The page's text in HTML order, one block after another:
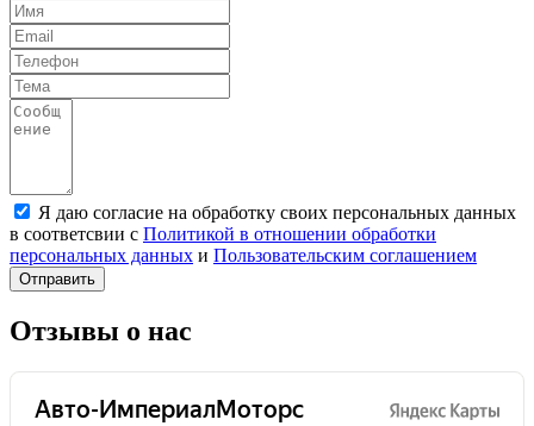
Я даю согласие на обработку своих персональных данных
в соответсвии с Политикой в отношении обработки
персональных данных и Пользовательским соглашением
Отправить
Отзывы о нас